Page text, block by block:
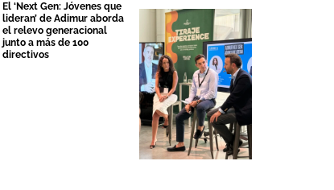
El ‘Next Gen: Jóvenes que
lideran’ de Adimur aborda
el relevo generacional
junto a más de 100
directivos